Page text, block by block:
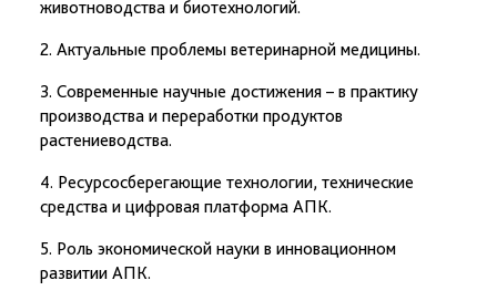
животноводства и биотехнологий.
2. Актуальные проблемы ветеринарной медицины.
3. Современные научные достижения – в практику
производства и переработки продуктов
растениеводства.
4. Ресурсосберегающие технологии, технические
средства и цифровая платформа АПК.
5. Роль экономической науки в инновационном
развитии АПК.